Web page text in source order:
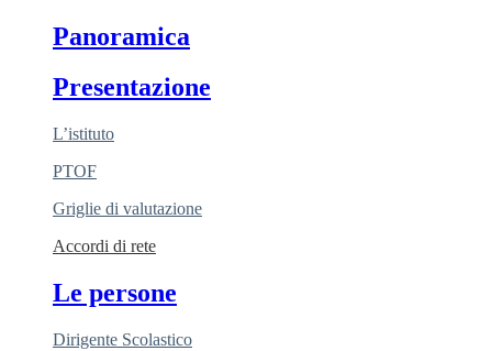
Panoramica
Presentazione
L’istituto
PTOF
Griglie di valutazione
Accordi di rete
Le persone
Dirigente Scolastico